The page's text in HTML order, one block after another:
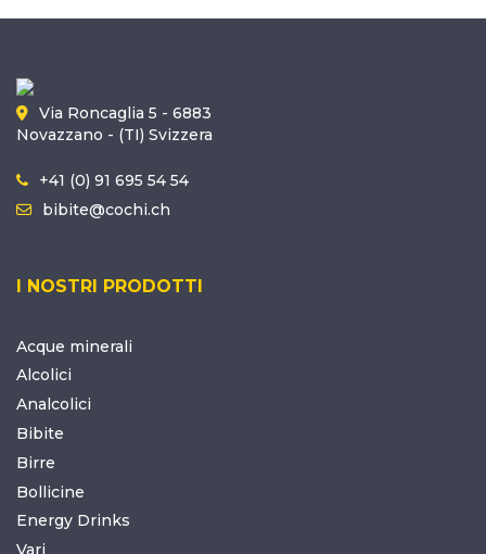
Via Roncaglia 5 - 6883
Novazzano - (TI) Svizzera
+41 (0) 91 695 54 54
bibite@cochi.ch
I NOSTRI PRODOTTI
Acque minerali
Alcolici
Analcolici
Bibite
Birre
Bollicine
Energy Drinks
Vari